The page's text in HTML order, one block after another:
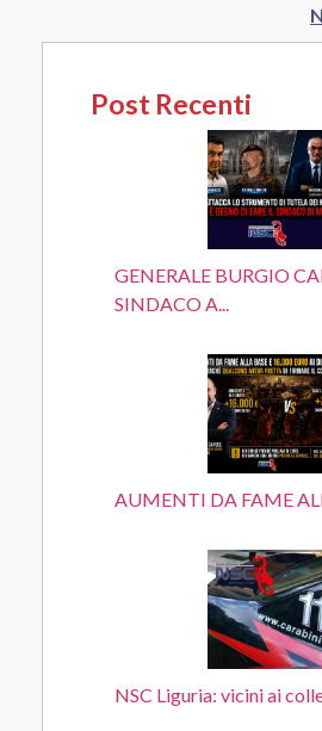
Post Recenti
GENERALE BURGIO
SINDACO A...
AUMENTI DA FAME
NSC Liguria: vicini ai